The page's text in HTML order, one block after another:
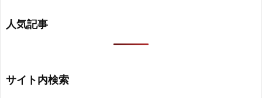
人気記事
サイト内検索